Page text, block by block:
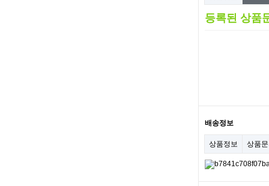
등록된 상품
배송정보
상품정보 상품